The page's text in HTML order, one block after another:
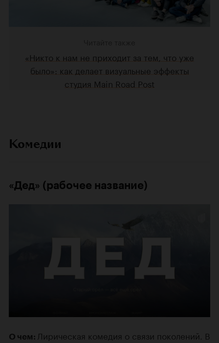
«Никто к нам не приходит за тем, что уже
было»: как делает визуальные эффекты
студия Main Road Post
Комедии
«Дед» (рабочее название)
О чем: Лирическая комедия о связи поколений. В